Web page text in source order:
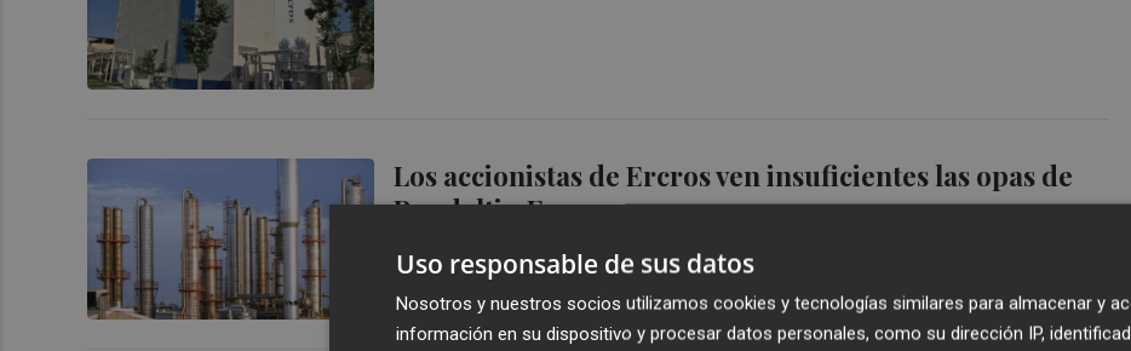
Los accionistas de Ercros ven insuficientes las opas de
Bondalti y Esseco
Uso responsable de sus datos
Nosotros y nuestros socios utilizamos cookies y tecnologías similares para almacenar y
información en su dispositivo y procesar datos personales, como su dirección IP,